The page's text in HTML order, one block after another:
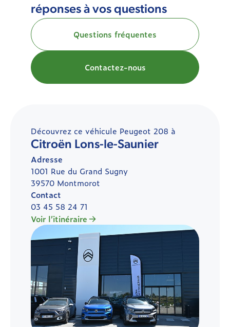
réponses à vos questions
Questions fréquentes
Contactez-nous
Découvrez ce véhicule Peugeot 208 à
Citroën Lons-le-Saunier
Adresse
1001 Rue du Grand Sugny
39570 Montmorot
Contact
03 45 58 24 71
Voir l’itinéraire